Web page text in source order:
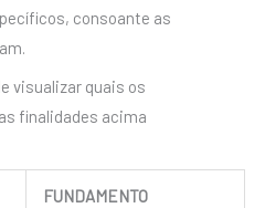
consoante as
visualizar quais os
finalidades acima
FUNDAMENTO